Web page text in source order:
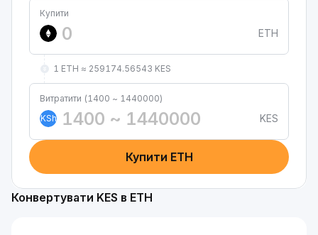
Купити
ETH
1 ETH ≈ 259174.56543 KES
Витратити (1400 ~ 1440000)
KSh
KES
Купити ETH
Конвертувати KES в ETH